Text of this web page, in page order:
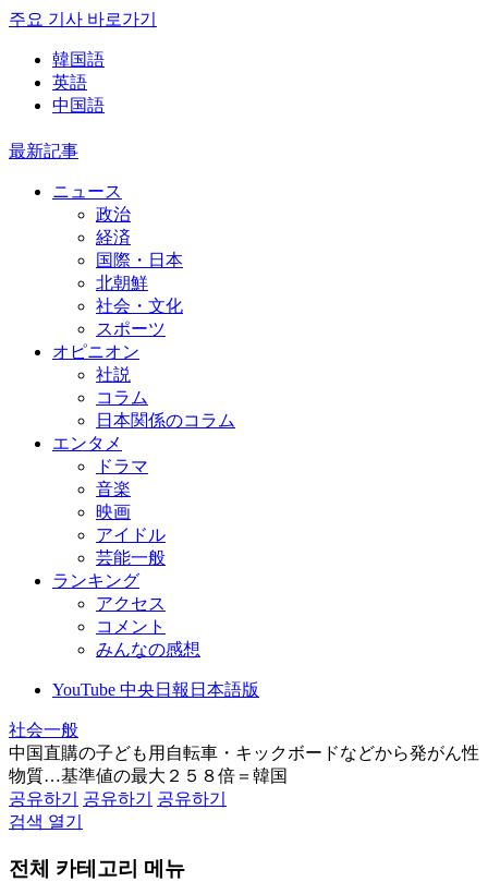
주요 기사 바로가기
韓国語
英語
中国語
最新記事
ニュース
政治
経済
国際・日本
北朝鮮
社会・文化
スポーツ
オピニオン
社説
コラム
日本関係のコラム
エンタメ
ドラマ
音楽
映画
アイドル
芸能一般
ランキング
アクセス
コメント
みんなの感想
YouTube 中央日報日本語版
社会一般
中国直購の子ども用自転車・キックボードなどから発がん性
物質…基準値の最大２５８倍＝韓国
공유하기
공유하기
공유하기
검색 열기
전체 카테고리 메뉴